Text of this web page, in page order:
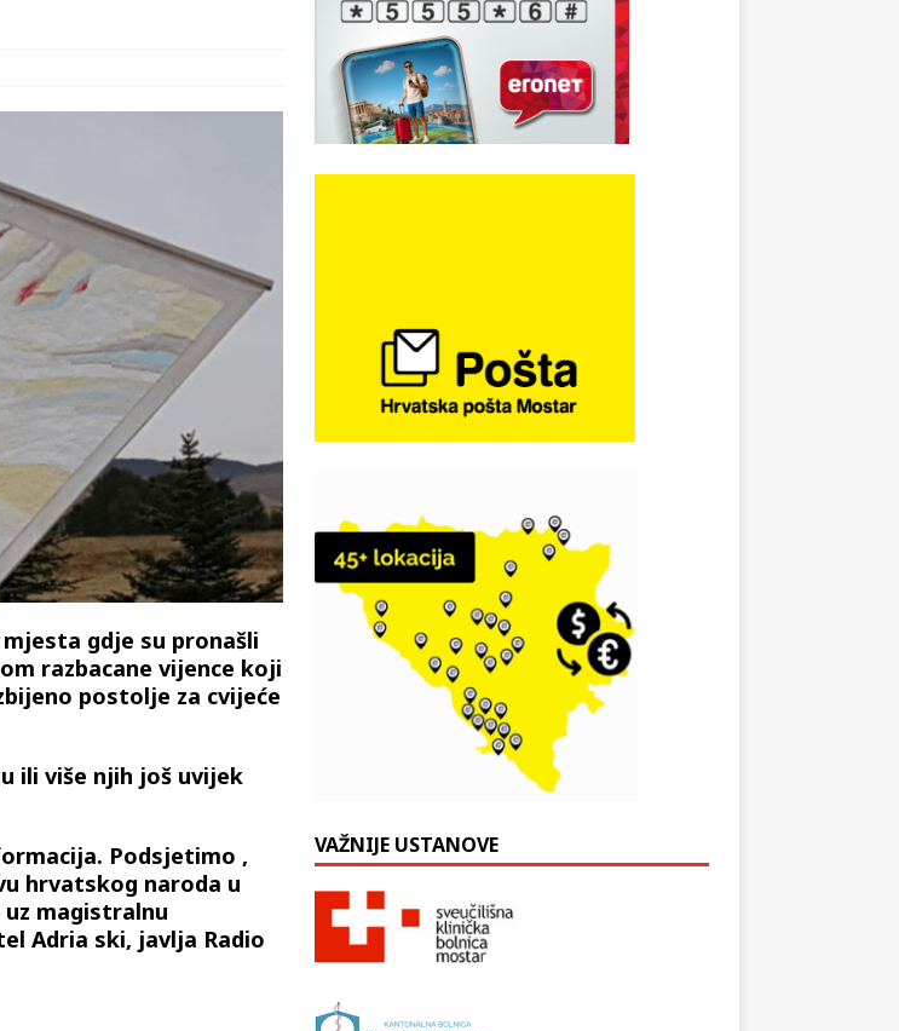
se drugi ubacuju sa strane
dobili su ono što im povijesno
gdje su pronašli
razbacane vijence koji
postolje za cvijeće
ili više njih još uvijek
Podsjetimo ,
hrvatskog naroda u
uz magistralnu
Adria ski, javlja Radio
VAŽNIJE USTANOVE